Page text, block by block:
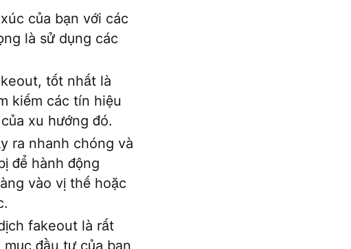
của bạn với các
là sử dụng các
tốt nhất là
kiếm các tín hiệu
xu hướng đó.
ra nhanh chóng và
để hành động
vào vị thế hoặc
fakeout là rất
đầu tư của bạn